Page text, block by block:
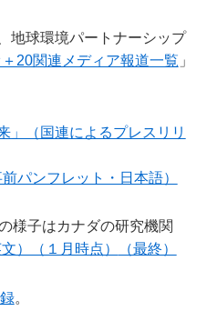
地球環境パートナーシップ
＋20関連メディア報道一覧 」
」（国連によるプレスリリ
パンフレット・日本語）
様子はカナダの研究機関
文）（１月時点） （最終）
。